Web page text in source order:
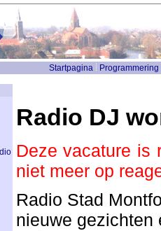
Startpagina Programmering
Radio DJ
Deze vacature is
niet meer op
Radio Stad
nieuwe gezichten